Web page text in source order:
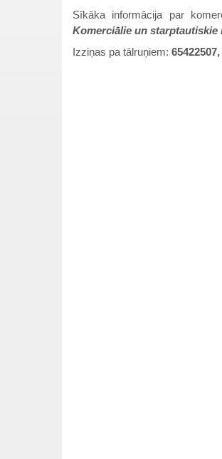
Sīkāka informācija par
Komerciālie un starptautiskie
Izziņas pa tālruņiem: